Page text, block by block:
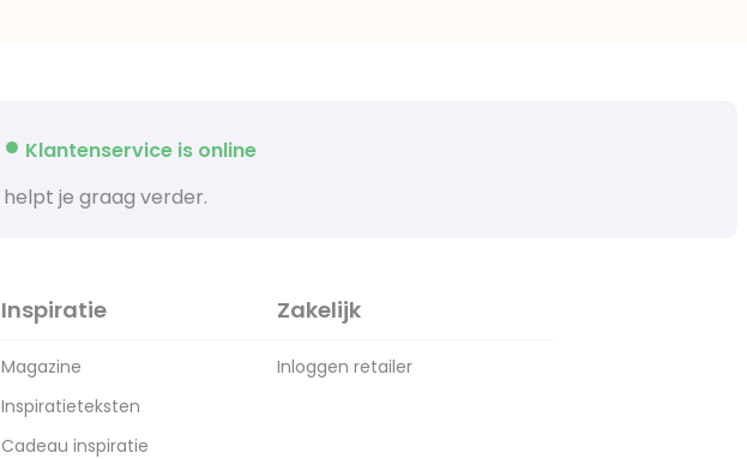
Klantenservice is online
helpt je graag verder.
Inspiratie
Magazine
Inspiratieteksten
Cadeau inspiratie
Zakelijk
Inloggen retailer